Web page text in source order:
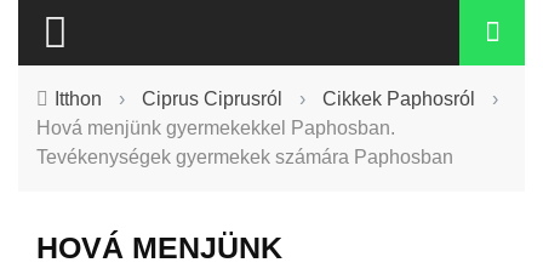
Itthon › Ciprus Ciprusról › Cikkek Paphosról
›
Hová menjünk gyermekekkel Paphosban.
Tevékenységek gyermekek számára Paphosban
HOVÁ MENJÜNK